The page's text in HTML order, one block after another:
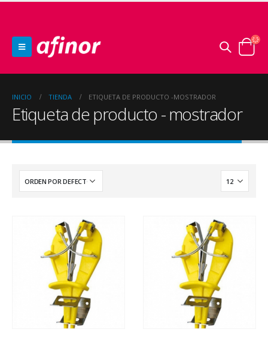
INICIO TIENDA ETIQUETA DE PRODUCTO -MOSTRADOR
Etiqueta de producto - mostrador